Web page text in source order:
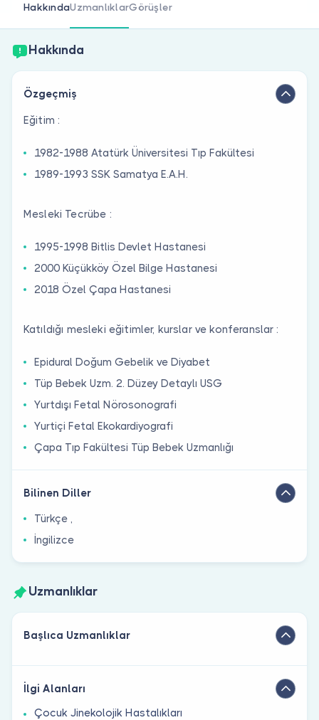
Doktor musunuz?
HakkındaUzmanlıklarGörüşler
Hakkında
Özgeçmiş
Eğitim :
1982-1988 Atatürk Üniversitesi Tıp Fakültesi
1989-1993 SSK Samatya E.A.H.
Mesleki Tecrübe :
1995-1998 Bitlis Devlet Hastanesi
2000 Küçükköy Özel Bilge Hastanesi
2018 Özel Çapa Hastanesi
Katıldığı mesleki eğitimler, kurslar ve konferanslar :
Epidural Doğum Gebelik ve Diyabet
Tüp Bebek Uzm. 2. Düzey Detaylı USG
Yurtdışı Fetal Nörosonografi
Yurtiçi Fetal Ekokardiyografi
Çapa Tıp Fakültesi Tüp Bebek Uzmanlığı
Bilinen Diller
Türkçe ,
İngilizce
Uzmanlıklar
Başlıca Uzmanlıklar
İlgi Alanları
Çocuk Jinekolojik Hastalıkları